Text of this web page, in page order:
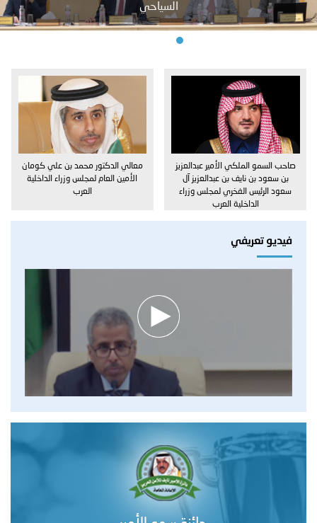
إنجازات
توعوية
الخدمات
وفيديو
مجلة
أصداء
الأمانة
إعلانات
من
نحن
اتصل
بنا
السياحي
صاحب السمو الملكي الأمير عبدالعزيز
بن سعود بن نايف بن عبدالعزيز آل
سعود الرئيس الفخري لمجلس وزراء
الداخلية العرب
معالي الدكتور محمد بن علي كومان
الأمين العام لمجلس وزراء الداخلية
العرب
فيديو تعريفي